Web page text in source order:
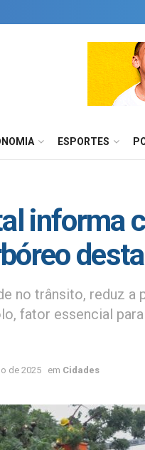
ESPORTES
informa
no trânsito, reduz a
fator essencial
de 2025 em Cidades